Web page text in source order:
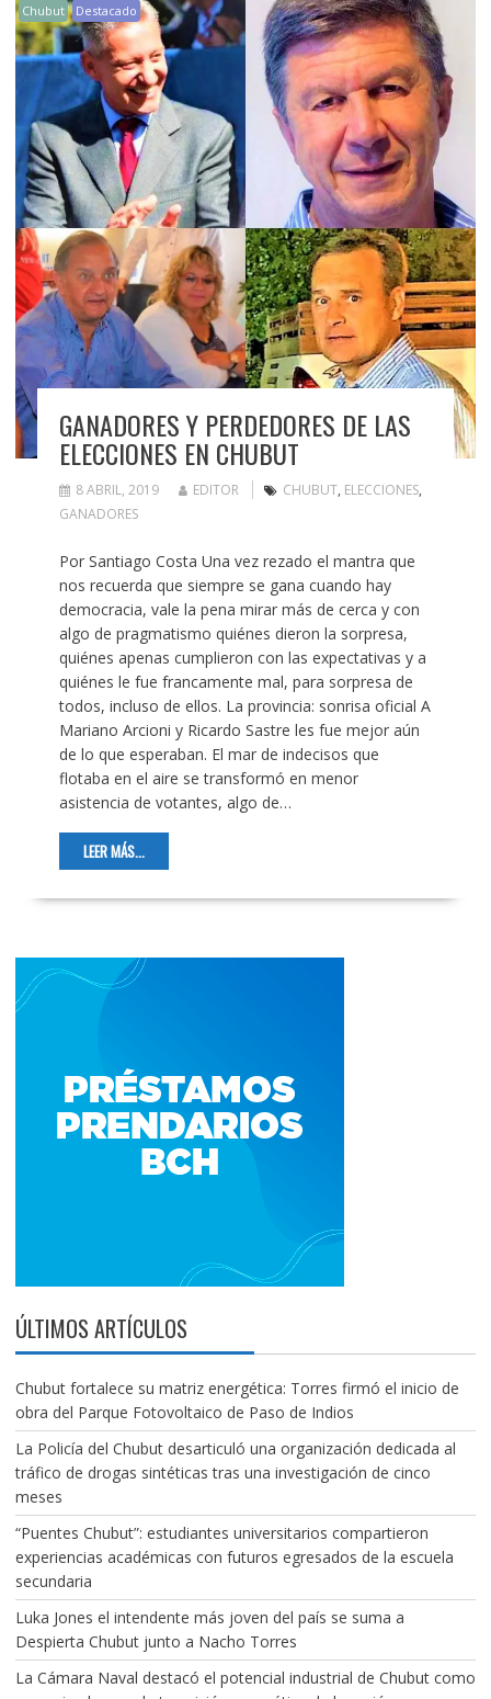
Chubut Destacado
GANADORES Y PERDEDORES DE LAS
ELECCIONES EN CHUBUT
8 ABRIL, 2019 EDITOR CHUBUT, ELECCIONES,
GANADORES
Por Santiago Costa Una vez rezado el mantra que
nos recuerda que siempre se gana cuando hay
democracia, vale la pena mirar más de cerca y con
algo de pragmatismo quiénes dieron la sorpresa,
quiénes apenas cumplieron con las expectativas y a
quiénes le fue francamente mal, para sorpresa de
todos, incluso de ellos. La provincia: sonrisa oficial A
Mariano Arcioni y Ricardo Sastre les fue mejor aún
de lo que esperaban. El mar de indecisos que
flotaba en el aire se transformó en menor
asistencia de votantes, algo de…
LEER MÁS...
ÚLTIMOS ARTÍCULOS
Chubut fortalece su matriz energética: Torres firmó el inicio de
obra del Parque Fotovoltaico de Paso de Indios
La Policía del Chubut desarticuló una organización dedicada al
tráfico de drogas sintéticas tras una investigación de cinco
meses
“Puentes Chubut”: estudiantes universitarios compartieron
experiencias académicas con futuros egresados de la escuela
secundaria
Luka Jones el intendente más joven del país se suma a
Despierta Chubut junto a Nacho Torres
La Cámara Naval destacó el potencial industrial de Chubut como